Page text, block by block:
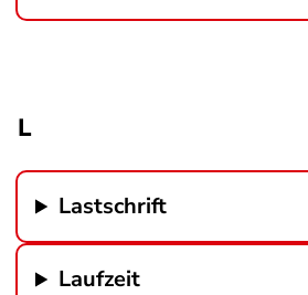
L
Lastschrift
Laufzeit